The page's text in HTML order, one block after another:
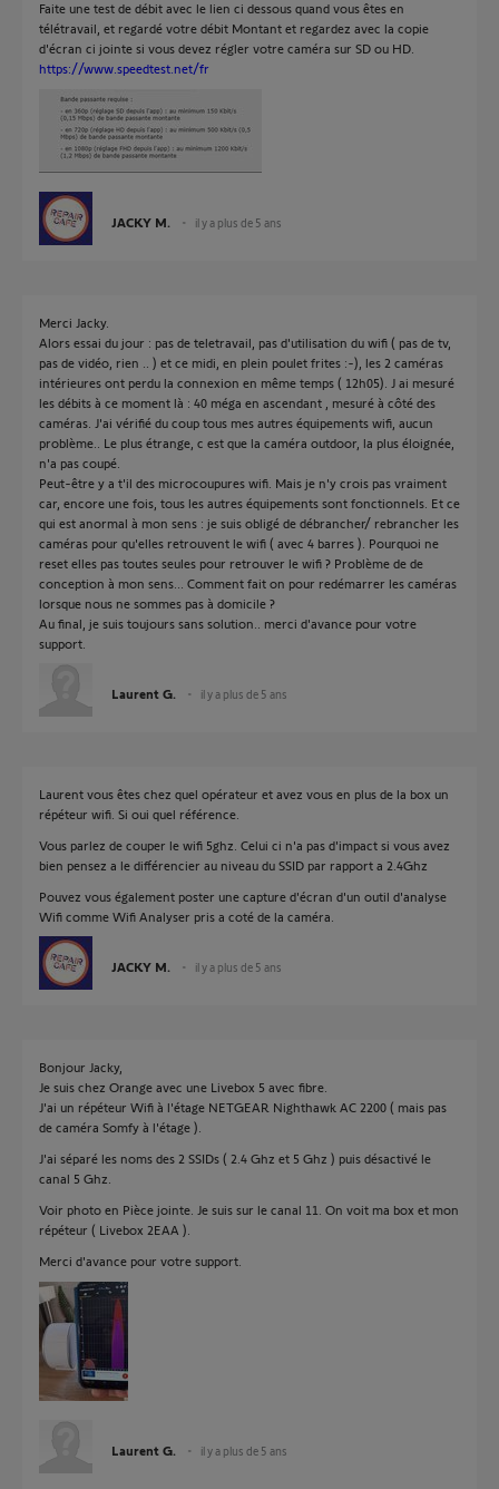
Faite une test de débit avec le lien ci dessous quand vous êtes en
télétravail, et regardé votre débit Montant et regardez avec la copie
d'écran ci jointe si vous devez régler votre caméra sur SD ou HD.
https://www.speedtest.net/fr
JACKY M. il y a plus de 5 ans
Merci Jacky.
Alors essai du jour : pas de teletravail, pas d'utilisation du wifi ( pas de tv,
pas de vidéo, rien .. ) et ce midi, en plein poulet frites :-), les 2 caméras
intérieures ont perdu la connexion en même temps ( 12h05). J ai mesuré
les débits à ce moment là : 40 méga en ascendant , mesuré à côté des
caméras. J'ai vérifié du coup tous mes autres équipements wifi, aucun
problème.. Le plus étrange, c est que la caméra outdoor, la plus éloignée,
n'a pas coupé.
Peut-être y a t'il des microcoupures wifi. Mais je n'y crois pas vraiment
car, encore une fois, tous les autres équipements sont fonctionnels. Et ce
qui est anormal à mon sens : je suis obligé de débrancher/ rebrancher les
caméras pour qu'elles retrouvent le wifi ( avec 4 barres ). Pourquoi ne
reset elles pas toutes seules pour retrouver le wifi ? Problème de de
conception à mon sens... Comment fait on pour redémarrer les caméras
lorsque nous ne sommes pas à domicile ?
Au final, je suis toujours sans solution.. merci d'avance pour votre
support.
Laurent G. il y a plus de 5 ans
Laurent vous êtes chez quel opérateur et avez vous en plus de la box un
répéteur wifi. Si oui quel référence.
Vous parlez de couper le wifi 5ghz. Celui ci n'a pas d'impact si vous avez
bien pensez a le différencier au niveau du SSID par rapport a 2.4Ghz
Pouvez vous également poster une capture d'écran d'un outil d'analyse
Wifi comme Wifi Analyser pris a coté de la caméra.
JACKY M. il y a plus de 5 ans
Bonjour Jacky,
Je suis chez Orange avec une Livebox 5 avec fibre.
J'ai un répéteur Wifi à l'étage NETGEAR Nighthawk AC 2200 ( mais pas
de caméra Somfy à l'étage ).
J'ai séparé les noms des 2 SSIDs ( 2.4 Ghz et 5 Ghz ) puis désactivé le
canal 5 Ghz.
Voir photo en Pièce jointe. Je suis sur le canal 11. On voit ma box et mon
répéteur ( Livebox 2EAA ).
Merci d'avance pour votre support.
Laurent G. il y a plus de 5 ans